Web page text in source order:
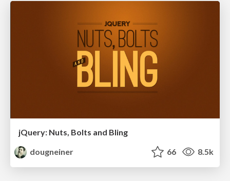
jQuery: Nuts, Bolts and Bling
dougneiner
66 8.5k